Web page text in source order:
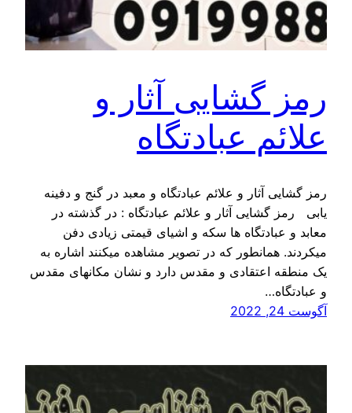
رمز گشایی آثار و
علائم عبادتگاه
رمز گشایی آثار و علائم عبادتگاه و معبد در گنج و دفینه
یابی رمز گشایی آثار و علائم عبادتگاه : در گذشته در
معابد و عبادتگاه ها سکه و اشیای قیمتی زیادی دفن
میکردند. همانطور که در تصویر مشاهده میکنند اشاره به
یک منطقه اعتقادی و مقدس دارد و نشان مکانهای مقدس
و عبادتگاه…
آگوست 24, 2022